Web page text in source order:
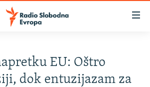
EU: Oštro
dok entuzijazam za